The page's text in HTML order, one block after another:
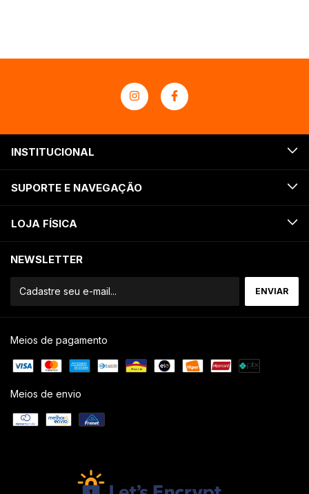
INSTITUCIONAL
SUPORTE E NAVEGAÇÃO
LOJA FÍSICA
NEWSLETTER
Meios de pagamento
Meios de envio